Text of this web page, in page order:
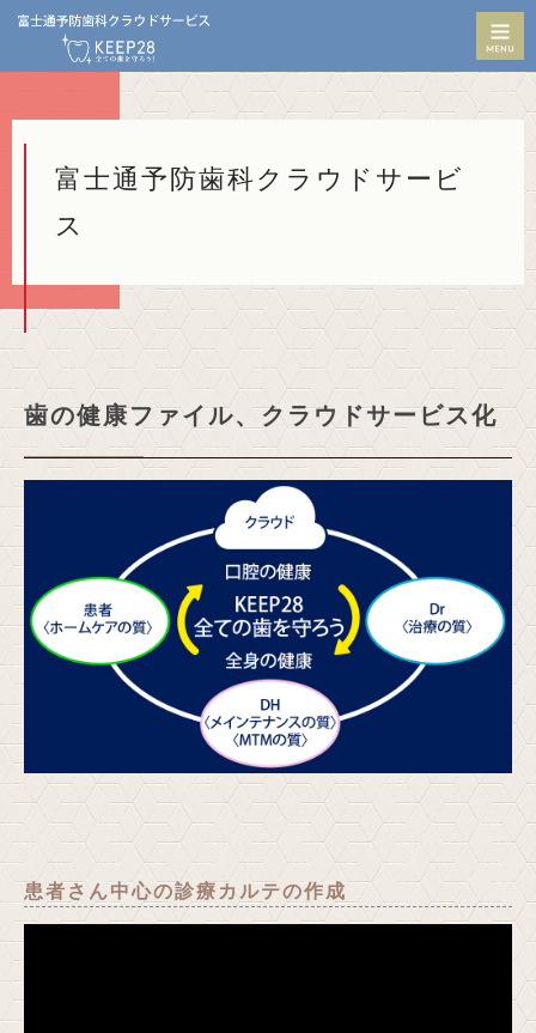
富士通予防歯科クラウドサービ
ス
歯の健康ファイル、クラウドサービス化
患者さん中心の診療カルテの作成